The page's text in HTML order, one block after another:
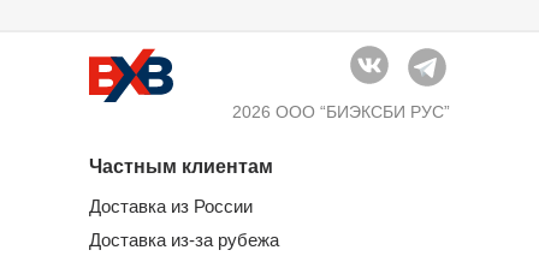
2026 ООО “БИЭКСБИ РУС”
Частным клиентам
Доставка из России
Доставка из-за рубежа